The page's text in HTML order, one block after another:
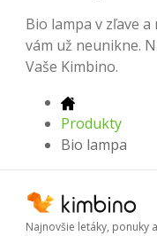
Bio lampa v zľave
vám už neunikne.
Vaše Kimbino.
Produkty
Bio lampa
Najnovšie letáky, ponuky